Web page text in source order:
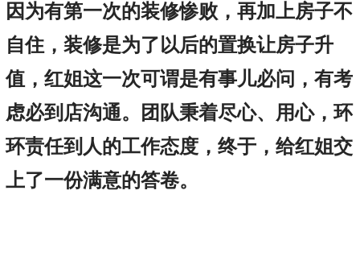
因为有第一次的装修惨败，再加上房子不
自住，装修是为了以后的置换让房子升
值，红姐这一次可谓是有事儿必问，有考
虑必到店沟通。团队秉着尽心、用心，环
环责任到人的工作态度，终于，给红姐交
上了一份满意的答卷。